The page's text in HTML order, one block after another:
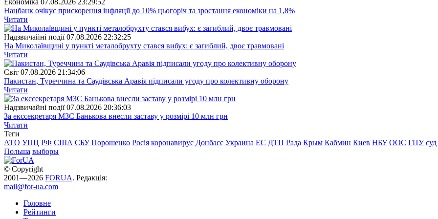
Нацбанк очікує прискорення інфляції до 10% цьогоріч та зростання економіки на 1,8%
Читати
Надзвичайні події 07.08.2026 22:32:25
На Миколаївщині у пункті металобрухту стався вибух: є загиблий, двоє травмовані
Читати
Свiт 07.08.2026 21:34:06
Пакистан, Туреччина та Саудівська Аравія підписали угоду про колективну оборону
Читати
Надзвичайні події 07.08.2026 20:36:03
За екссекретаря МЗС Банькова внесли заставу у розмірі 10 млн грн
Читати
Теги
АТО УПЦ РФ США СБУ Порошенко Росія коронавирус Донбасс Украина ЕС ДТП Рада Крым Кабмин Киев НБУ ООС ГПУ суд
Польша выборы
© Copyright
2001—2026 FORUA. Редакція:
mail@for-ua.com
Головне
Рейтинги